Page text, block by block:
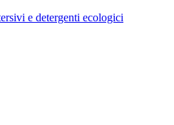
e detergenti ecologici